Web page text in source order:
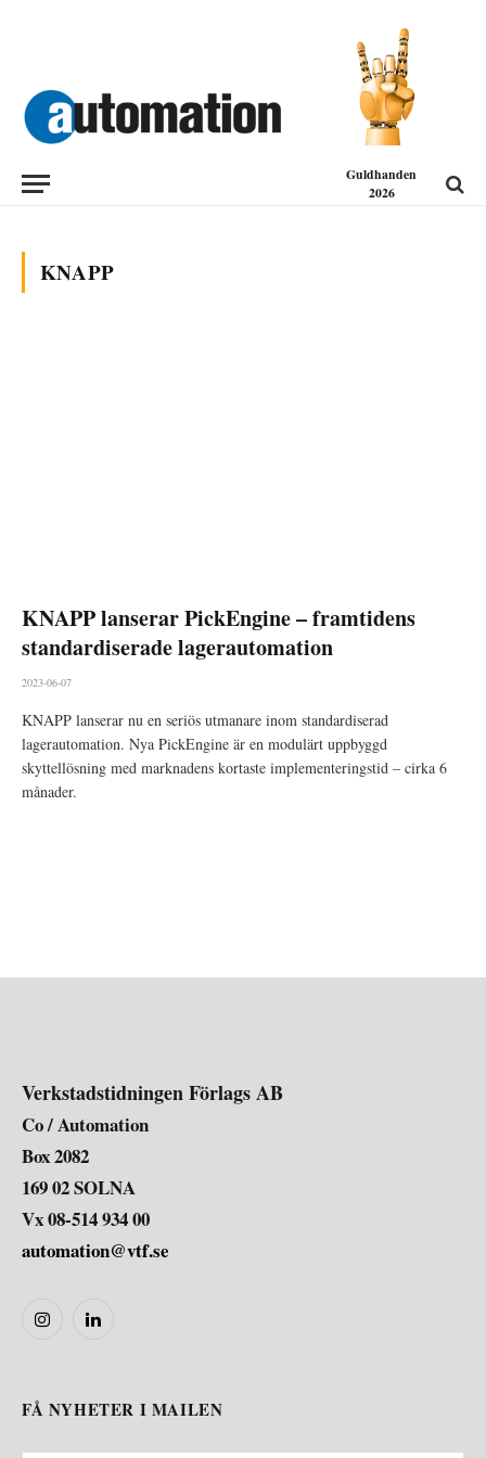
Guldhanden
2026
KNAPP
KNAPP lanserar PickEngine – framtidens
standardiserade lagerautomation
2023-06-07
KNAPP lanserar nu en seriös utmanare inom standardiserad
lagerautomation. Nya PickEngine är en modulärt uppbyggd
skyttellösning med marknadens kortaste implementeringstid – cirka 6
månader.
Verkstadstidningen Förlags AB
Co / Automation
Box 2082
169 02 SOLNA
Vx 08-514 934 00
automation@vtf.se
InstagramLinkedIn
FÅ NYHETER I MAILEN